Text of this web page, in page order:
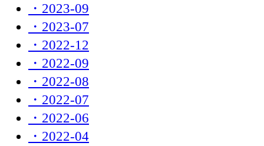
・2023-09
・2023-07
・2022-12
・2022-09
・2022-08
・2022-07
・2022-06
・2022-04